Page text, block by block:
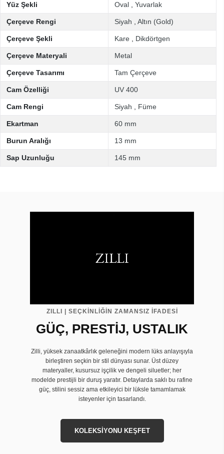
Yüz Şekli Oval Yuvarlak
Çerçeve Rengi Siyah Altın (Gold)
Çerçeve Şekli Kare Dikdörtgen
Çerçeve Materyali Metal
Çerçeve Tasarımı Tam Çerçeve
Cam Özelliği UV 400
Cam Rengi Siyah Füme
Ekartman 60 mm
Burun Aralığı 13 mm
Sap Uzunluğu 145 mm
ZILLI | SEÇKİNLİĞİN ZAMANSIZ İFADESİ
GÜÇ, PRESTİJ, USTALIK
Zilli, yüksek zanaatkârlık geleneğini modern lüks anlayışıyla
birleştiren seçkin bir stil dünyası sunar. Üst düzey
materyaller, kusursuz işçilik ve dengeli siluetler; her
modelde prestijli bir duruş yaratır. Detaylarda saklı bu rafine
güç, stilini sessiz ama etkileyici bir lüksle tamamlamak
isteyenler için tasarlandı.
KOLEKSİYONU KEŞFET